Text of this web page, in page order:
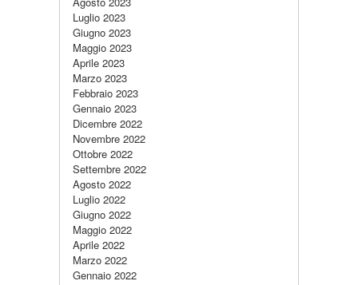
Luglio 2023
Giugno 2023
Maggio 2023
Aprile 2023
Marzo 2023
Febbraio 2023
Gennaio 2023
Dicembre 2022
Novembre 2022
Ottobre 2022
Settembre 2022
Agosto 2022
Luglio 2022
Giugno 2022
Maggio 2022
Aprile 2022
Marzo 2022
Gennaio 2022